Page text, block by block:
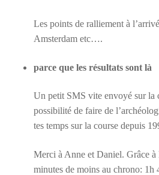
Les points de ralliement à
Amsterdam etc….
parce que les résultats sont là
Un petit SMS vite envoyé sur la
possibilité de faire de
tes temps sur la course depuis
Merci à Anne et Daniel. Grâce à
minutes de moins au chrono: 1h